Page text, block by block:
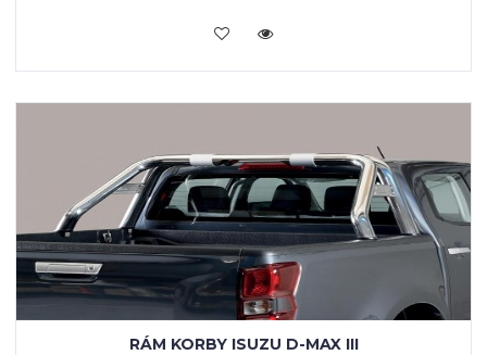
KOUPIT
RÁM KORBY ISUZU D-MAX III